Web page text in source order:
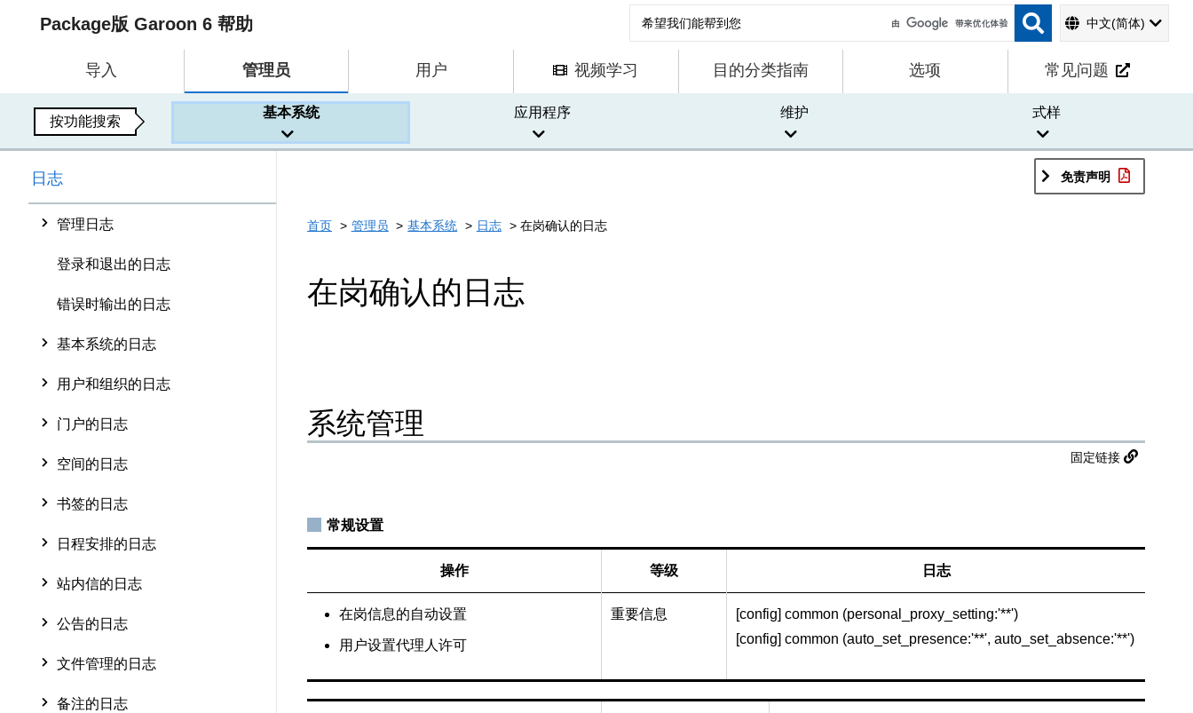
Package版 Garoon 6 帮助 中文(简体)
导入 管理员 用户 视频学习 目的分类指南 选项 常见问题
按功能搜索
基本系统 应用程序 维护 式样
日志
管理日志
登录和退出的日志
错误时输出的日志
基本系统的日志
用户和组织的日志
门户的日志
空间的日志
书签的日志
日程安排的日志
站内信的日志
公告的日志
文件管理的日志
备注的日志
免责声明
首页 管理员 基本系统 日志 在岗确认的日志
在岗确认的日志
系统管理
固定链接
常规设置
操作 等级 日志
在岗信息的自动设置
用户设置代理人许可
重要信息
[config] common (personal_proxy_setting:'**')
[config] common (auto_set_presence:'**', auto_set_absence:'**')